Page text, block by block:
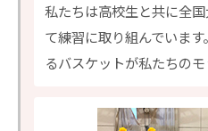
私たちは高校生と共に全
て練習に取り組んでいま
るバスケットが私たちのモ